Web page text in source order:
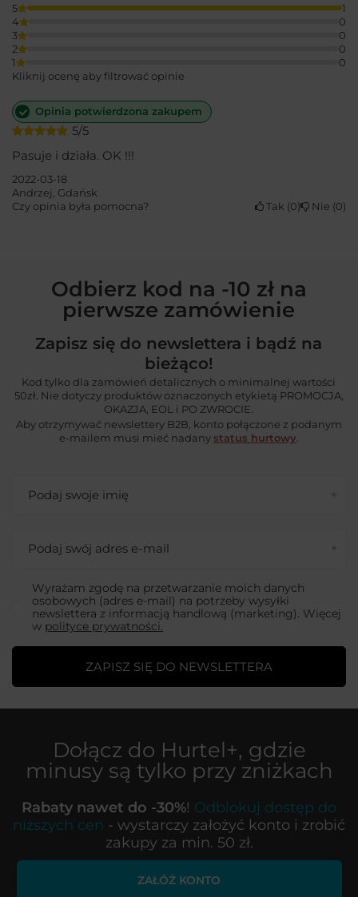
5
1
4
0
3
0
2
0
1
0
Kliknij ocenę aby filtrować opinie
5/5
Opinia potwierdzona zakupem
Pasuje i działa. OK !!!
2022-03-18
Andrzej, Gdańsk
Czy opinia była pomocna?
Tak 0 Nie 0
Odbierz kod na -10 zł na
pierwsze zamówienie
Zapisz się do newslettera i bądź na
bieżąco!
Kod tylko dla zamówień detalicznych o minimalnej wartości
50zł. Nie dotyczy produktów oznaczonych etykietą PROMOCJA,
OKAZJA, EOL i PO ZWROCIE.
Aby otrzymywać newslettery B2B, konto połączone z podanym
e-mailem musi mieć nadany status hurtowy
Podaj swoje imię
Podaj swój adres e-mail
Wyrażam zgodę na przetwarzanie moich danych
osobowych (adres e-mail) na potrzeby wysyłki
newslettera z informacją handlową (marketing). Więcej
w polityce prywatności.
ZAPISZ SIĘ DO NEWSLETTERA
Dołącz do Hurtel+, gdzie
minusy są tylko przy zniżkach
Rabaty nawet do -30%! Odblokuj dostęp do
niższych cen - wystarczy założyć konto i zrobić
zakupy za min. 50 zł.
ZAŁÓŻ KONTO